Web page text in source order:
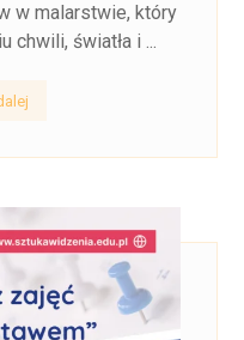
w malarstwie, który
chwili, światła i ...